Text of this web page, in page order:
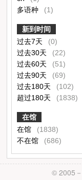
多语种
(1)
新到时间
过去7天
(0)
过去30天
(22)
过去60天
(51)
过去90天
(69)
过去180天
(102)
超过180天
(1838)
在馆
在馆
(1838)
不在馆
(686)
© 2005－